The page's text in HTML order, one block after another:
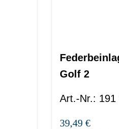
Golf 2
Art.-Nr.: 191
39,49 €